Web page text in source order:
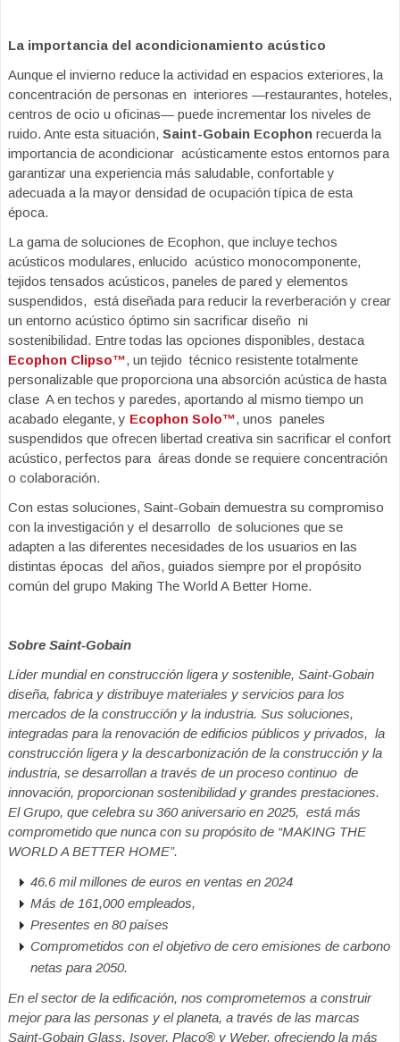
La importancia del acondicionamiento acústico
Aunque el invierno reduce la actividad en espacios exteriores, la
concentración de personas en interiores —restaurantes, hoteles,
centros de ocio u oficinas— puede incrementar los niveles de
ruido. Ante esta situación, Saint-Gobain Ecophon recuerda la
importancia de acondicionar acústicamente estos entornos para
garantizar una experiencia más saludable, confortable y
adecuada a la mayor densidad de ocupación típica de esta
época.
La gama de soluciones de Ecophon, que incluye techos
acústicos modulares, enlucido acústico monocomponente,
tejidos tensados acústicos, paneles de pared y elementos
suspendidos, está diseñada para reducir la reverberación y crear
un entorno acústico óptimo sin sacrificar diseño ni
sostenibilidad. Entre todas las opciones disponibles, destaca
Ecophon Clipso™, un tejido técnico resistente totalmente
personalizable que proporciona una absorción acústica de hasta
clase A en techos y paredes, aportando al mismo tiempo un
acabado elegante, y Ecophon Solo™, unos paneles
suspendidos que ofrecen libertad creativa sin sacrificar el confort
acústico, perfectos para áreas donde se requiere concentración
o colaboración.
Con estas soluciones, Saint-Gobain demuestra su compromiso
con la investigación y el desarrollo de soluciones que se
adapten a las diferentes necesidades de los usuarios en las
distintas épocas del años, guiados siempre por el propósito
común del grupo Making The World A Better Home.
Sobre Saint-Gobain
Líder mundial en construcción ligera y sostenible, Saint-Gobain
diseña, fabrica y distribuye materiales y servicios para los
mercados de la construcción y la industria. Sus soluciones,
integradas para la renovación de edificios públicos y privados, la
construcción ligera y la descarbonización de la construcción y la
industria, se desarrollan a través de un proceso continuo de
innovación, proporcionan sostenibilidad y grandes prestaciones.
El Grupo, que celebra su 360 aniversario en 2025, está más
comprometido que nunca con su propósito de “MAKING THE
WORLD A BETTER HOME”.
46.6 mil millones de euros en ventas en 2024
Más de 161,000 empleados,
Presentes en 80 países
Comprometidos con el objetivo de cero emisiones de carbono
netas para 2050.
En el sector de la edificación, nos comprometemos a construir
mejor para las personas y el planeta, a través de las marcas
Saint-Gobain Glass, Isover, Placo® y Weber, ofreciendo la más